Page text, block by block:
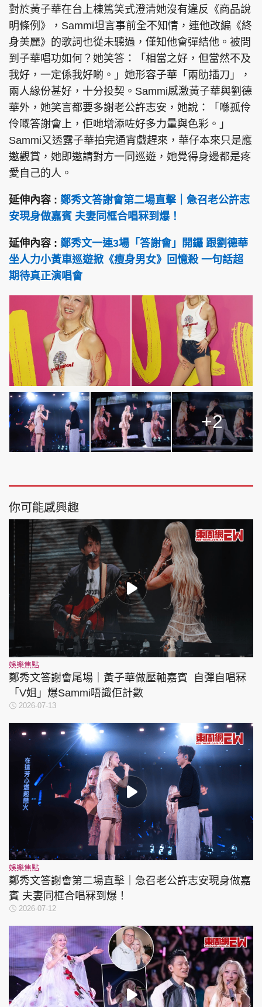
對於黃子華在台上棟篤笑式澄清她沒有違反《商品說
明條例》，Sammi坦言事前全不知情，連他改編《終
身美麗》的歌詞也從未聽過，僅知他會彈結他。被問
到子華唱功如何？她笑答：「相當之好，但當然不及
我好，一定係我好啲。」她形容子華「兩肋插刀」，
兩人緣份甚好，十分投契。Sammi感激黃子華與劉德
華外，她笑言都要多謝老公許志安，她說：「喺孤伶
伶嘅答謝會上，佢哋增添咗好多力量與色彩。」
Sammi又透露子華拍完通宵戲趕來，華仔本來只是應
邀觀賞，她即邀請對方一同巡遊，她覺得身邊都是疼
愛自己的人。
延伸內容 : 鄭秀文答謝會第二場直擊｜急召老公許志
安現身做嘉賓 夫妻同框合唱冧到爆！
延伸內容 : 鄭秀文一連3場「答謝會」開鑼 跟劉德華
坐人力小黃車巡遊掀《瘦身男女》回憶殺 一句話超
期待真正演唱會
+2
你可能感興趣
娛樂焦點
鄭秀文答謝會尾場｜黃子華做壓軸嘉賓 自彈自唱冧
「V姐」爆Sammi唔識佢計數
2026-07-13
娛樂焦點
鄭秀文答謝會第二場直擊｜急召老公許志安現身做嘉
賓 夫妻同框合唱冧到爆！
2026-07-12